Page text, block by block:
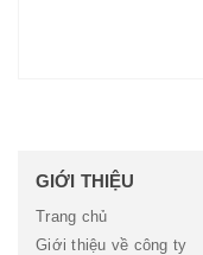
GIỚI THIỆU
Trang chủ
Giới thiệu về công ty